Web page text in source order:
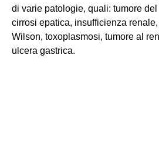
di varie patologie, quali: tumore
cirrosi epatica, insufficienza
Wilson, toxoplasmosi, tumore al
ulcera gastrica.